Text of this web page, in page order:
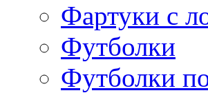
Фартуки с
Футболки
Футболки